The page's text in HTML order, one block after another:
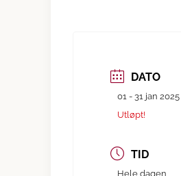
DATO
01 - 31 jan 2025
Utløpt!
TID
Hele dagen